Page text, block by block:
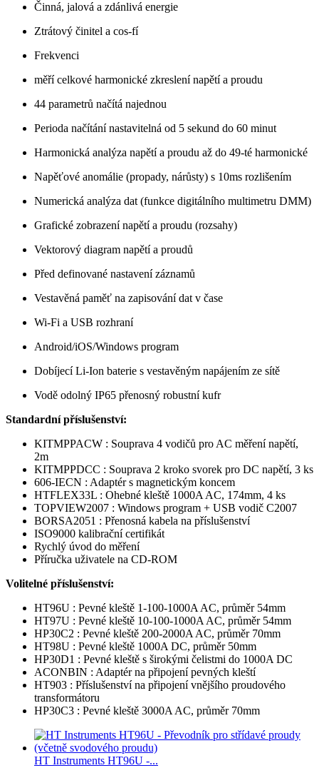
Činná, jalová a zdánlivá energie
Ztrátový činitel a cos-fí
Frekvenci
měří celkové harmonické zkreslení napětí a proudu
44 parametrů načítá najednou
Perioda načítání nastavitelná od 5 sekund do 60 minut
Harmonická analýza napětí a proudu až do 49-té harmonické
Napěťové anomálie (propady, nárůsty) s 10ms rozlišením
Numerická analýza dat (funkce digitálního multimetru DMM)
Grafické zobrazení napětí a proudu (rozsahy)
Vektorový diagram napětí a proudů
Před definované nastavení záznamů
Vestavěná paměť na zapisování dat v čase
Wi-Fi a USB rozhraní
Android/iOS/Windows program
Dobíjecí Li-Ion baterie s vestavěným napájením ze sítě
Vodě odolný IP65 přenosný robustní kufr
Standardní příslušenství:
KITMPPACW : Souprava 4 vodičů pro AC měření napětí,
2m
KITMPPDCC : Souprava 2 kroko svorek pro DC napětí, 3 ks
606-IECN : Adaptér s magnetickým koncem
HTFLEX33L : Ohebné kleště 1000A AC, 174mm, 4 ks
TOPVIEW2007 : Windows program + USB vodič C2007
BORSA2051 : Přenosná kabela na příslušenství
ISO9000 kalibrační certifikát
Rychlý úvod do měření
Příručka uživatele na CD-ROM
Volitelné příslušenství:
HT96U : Pevné kleště 1-100-1000A AC, průměr 54mm
HT97U : Pevné kleště 10-100-1000A AC, průměr 54mm
HP30C2 : Pevné kleště 200-2000A AC, průměr 70mm
HT98U : Pevné kleště 1000A DC, průměr 50mm
HP30D1 : Pevné kleště s širokými čelistmi do 1000A DC
ACONBIN : Adaptér na připojení pevných kleští
HT903 : Příslušenství na připojení vnějšího proudového
transformátoru
HP30C3 : Pevné kleště 3000A AC, průměr 70mm
HT Instruments HT96U -...